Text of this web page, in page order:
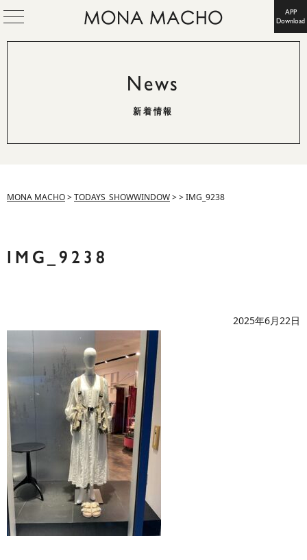
APP
Download
News
新着情報
MONA MACHO>TODAYS_SHOWWINDOW>>IMG_9238
IMG_9238
2025年6月22日